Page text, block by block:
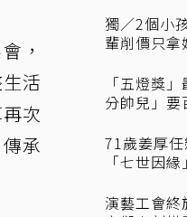
，
活
次
承
獨／2個小
輩削價只
「五燈獎
分帥兒」要
71歲姜厚
「七世因
演藝工會終